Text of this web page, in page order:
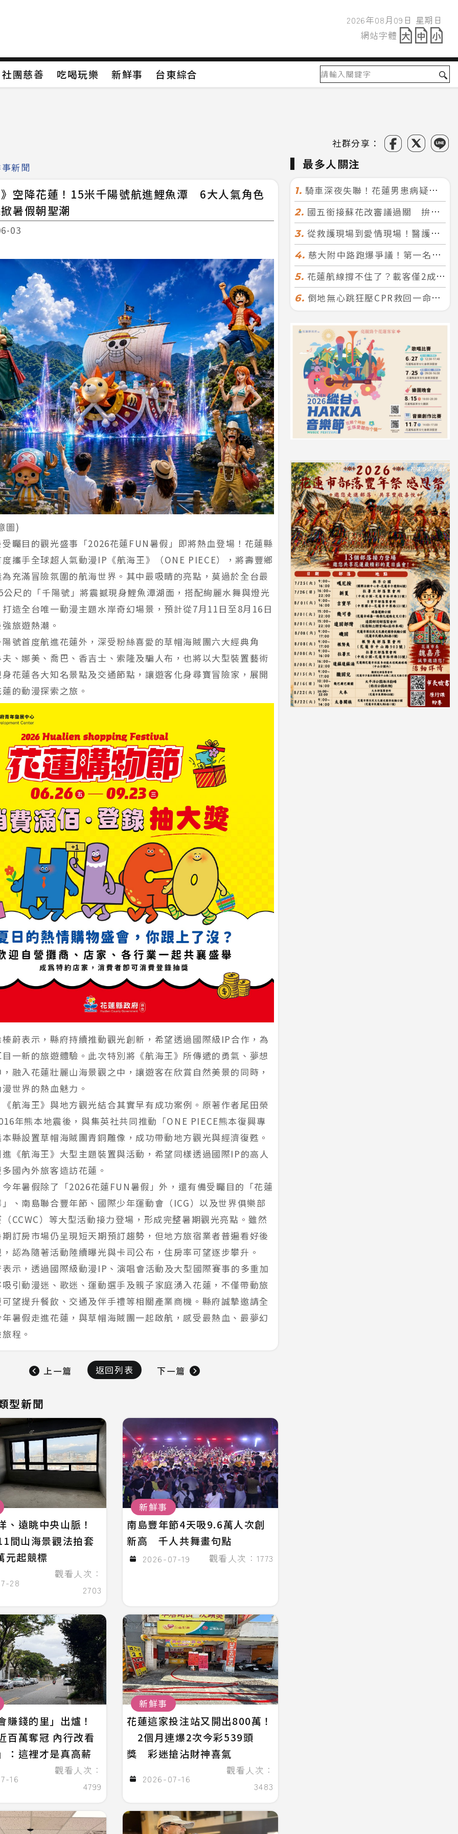
2026年08月09日
網站字體
社團慈善 吃喝玩樂 新鮮事
台東綜合
社群分享：
新聞
空降花蓮！15米千陽號航進鯉魚潭 6大人氣角色
暑假朝聖潮
03
圖)
矚目的觀光盛事「2026花蓮FUN暑假」即將熱血登場！花蓮縣
攜手全球超人氣動漫IP《航海王》（ONE PIECE），將壽豐鄉
充滿冒險氛圍的航海世界。其中最吸睛的亮點，莫過於全台最
公尺的「千陽號」將震撼現身鯉魚潭湖面，搭配絢麗水舞與燈光
造全台唯一動漫主題水岸奇幻場景，預計從7月11日至8月16日
旅遊熱潮。
號首度航進花蓮外，深受粉絲喜愛的草帽海賊團六大經典角
、娜美、喬巴、香吉士、索隆及騙人布，也將以大型裝置藝術
花蓮各大知名景點及交通節點，讓遊客化身尋寶冒險家，展開
的動漫探索之旅。
蔚表示，縣府持續推動觀光創新，希望透過國際級IP合作，為
一新的旅遊體驗。此次特別將《航海王》所傳遞的勇氣、夢想
融入花蓮壯麗山海景觀之中，讓遊客在欣賞自然美景的同時，
世界的熱血魅力。
航海王》與地方觀光結合其實早有成功案例。原著作者尾田榮
年熊本地震後，與集英社共同推動「ONE PIECE熊本復興專
縣設置草帽海賊團青銅雕像，成功帶動地方觀光與經濟復甦。
《航海王》大型主題裝置與活動，希望同樣透過國際IP的高人
國內外旅客造訪花蓮。
年暑假除了「2026花蓮FUN暑假」外，還有備受矚目的「花蓮
、南島聯合豐年節、國際少年運動會（ICG）以及世界俱樂部
CCWC）等大型活動接力登場，形成完整暑期觀光亮點。雖然
訂房市場仍呈現短天期預訂趨勢，但地方旅宿業者普遍看好後
認為隨著活動陸續曝光與卡司公布，住房率可望逐步攀升。
示，透過國際級動漫IP、演唱會活動及大型國際賽事的多重加
引動漫迷、歌迷、運動選手及親子家庭湧入花蓮，不僅帶動旅
望提升餐飲、交通及伴手禮等相關產業商機。縣府誠摯邀請全
暑假走進花蓮，與草帽海賊團一起啟航，感受最熱血、最夢幻
程。
上一篇 返回列表 下一篇
型新聞
、遠眺中央山脈！
間山海景觀法拍套
起競標
28
觀看人次：
2703
新鮮事
南島豐年節4天吸9.6萬人次創
新高 千人共舞畫句點
2026-07-19 觀看人次：1773
賺錢的里」出爐！
百萬奪冠 內行改看
：這裡才是真高薪
16
觀看人次：
4799
新鮮事
花蓮這家投注站又開出800萬！
2個月連爆2次今彩539頭
獎 彩迷搶沾財神喜氣
2026-07-16
觀看人次：
3483
最多人關注
1. 騎車深夜失聯！花蓮男患病疑迷途 警徒步百米急尋救回一命
2. 國五銜接蘇花改審議過關 拚明年七月前開工！台北花蓮2小時生活圈成形
3. 從救護現場到愛情現場！醫護×消防浪漫聯誼 32人配對成功5對
4. 慈大附中路跑爆爭議！第一名遭拔又改並列 家長怒：難以接受
5. 花蓮航線撐不住了？載客僅2成、年虧7000萬 華信喊：真的快飛不下去
6. 倒地無心跳狂壓CPR救回一命！警手傷撕裂仍不放手 竟救到藝人何篤霖哥哥
2026年08月09日 星期日
網站字體
社團慈善 吃喝玩樂 新鮮事 台東綜合